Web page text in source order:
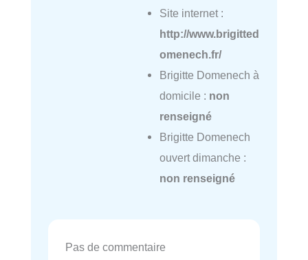
Site internet :
http://www.brigitted
omenech.fr/
Brigitte Domenech à
domicile : non
renseigné
Brigitte Domenech
ouvert dimanche :
non renseigné
Pas de commentaire